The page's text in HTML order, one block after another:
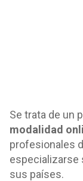
Se trata de un
modalidad
profesionales
especializarse
sus países.